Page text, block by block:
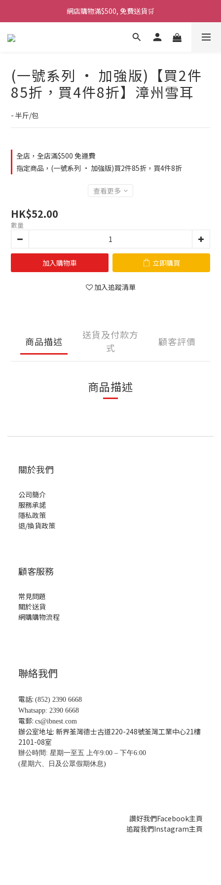
網店購物滿$500, 免費送貨🛒
(一號系列 · 加強版)【買2件
85折，買4件8折】漳州雪耳
- 半斤/包
全店，全店滿$500 免運費
指定商品，(一號系列 · 加強版)買2件85折，買4件8折
查看更多
HK$52.00
數量
加入購物車 立即購買
加入追蹤清單
商品描述
送貨及付款方
式
顧客評價
商品描述
關於我們
公司簡介
服務承諾
隱私政策
退/換貨政策
顧客服務
常見問題
關於送貨
網購購物流程
聯絡我們
電話: (852) 2390 6668
Whatsapp: 2390 6668
電郵: cs@ibnest.com
辦公室地址: 新界荃灣德士古道220-248號荃灣工業中心21樓
2101-08室
辦公時間: 星期一至五 上午9:00 – 下午6:00
(星期六、日及公眾假期休息)
讚好我們Facebook主頁
追蹤我們Instagram主頁